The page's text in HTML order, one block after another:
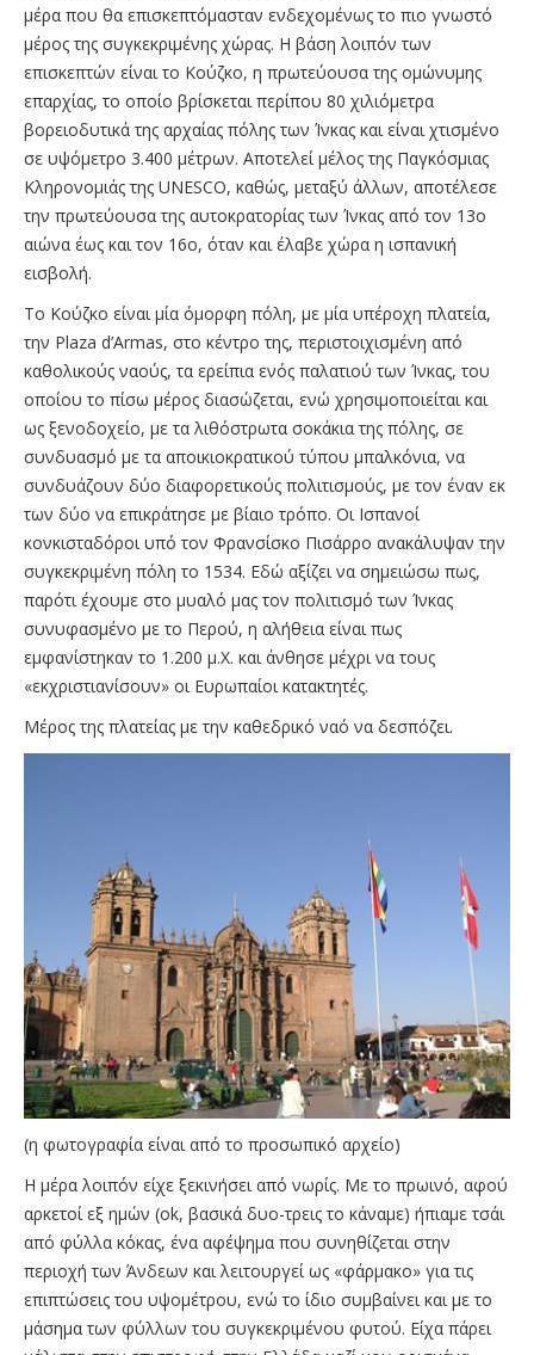
μέρα που θα επισκεπτόμασταν ενδεχομένως το πιο γνωστό
μέρος της συγκεκριμένης χώρας. H βάση λοιπόν των
επισκεπτών είναι το Κούζκο, η πρωτεύουσα της ομώνυμης
επαρχίας, το οποίο βρίσκεται περίπου 80 χιλιόμετρα
βορειοδυτικά της αρχαίας πόλης των Ίνκας και είναι χτισμένο
σε υψόμετρο 3.400 μέτρων. Αποτελεί μέλος της Παγκόσμιας
Κληρονομιάς της UNESCO, καθώς, μεταξύ άλλων, αποτέλεσε
την πρωτεύουσα της αυτοκρατορίας των Ίνκας από τον 13ο
αιώνα έως και τον 16ο, όταν και έλαβε χώρα η ισπανική
εισβολή.
Το Κούζκο είναι μία όμορφη πόλη, με μία υπέροχη πλατεία,
την Plaza d’Armas, στο κέντρο της, περιστοιχισμένη από
καθολικούς ναούς, τα ερείπια ενός παλατιού των Ίνκας, του
οποίου το πίσω μέρος διασώζεται, ενώ χρησιμοποιείται και
ως ξενοδοχείο, με τα λιθόστρωτα σοκάκια της πόλης, σε
συνδυασμό με τα αποικιοκρατικού τύπου μπαλκόνια, να
συνδυάζουν δύο διαφορετικούς πολιτισμούς, με τον έναν εκ
των δύο να επικράτησε με βίαιο τρόπο. Οι Ισπανοί
κονκισταδόροι υπό τον Φρανσίσκο Πισάρρο ανακάλυψαν την
συγκεκριμένη πόλη το 1534. Eδώ αξίζει να σημειώσω πως,
παρότι έχουμε στο μυαλό μας τον πολιτισμό των Ίνκας
συνυφασμένο με το Περού, η αλήθεια είναι πως
εμφανίστηκαν το 1.200 μ.Χ. και άνθησε μέχρι να τους
«εκχριστιανίσουν» οι Ευρωπαίοι κατακτητές.
Μέρος της πλατείας με την καθεδρικό ναό να δεσπόζει.
(η φωτογραφία είναι από το προσωπικό αρχείο)
Η μέρα λοιπόν είχε ξεκινήσει από νωρίς. Με το πρωινό, αφού
αρκετοί εξ ημών (ok, βασικά δυο-τρεις το κάναμε) ήπιαμε τσάι
από φύλλα κόκας, ένα αφέψημα που συνηθίζεται στην
περιοχή των Άνδεων και λειτουργεί ως «φάρμακο» για τις
επιπτώσεις του υψομέτρου, ενώ το ίδιο συμβαίνει και με το
μάσημα των φύλλων του συγκεκριμένου φυτού. Είχα πάρει